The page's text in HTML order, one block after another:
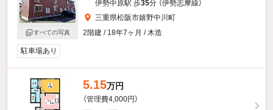
すべての写真
伊勢中原駅 歩35分 （伊勢志摩線）
三重県松阪市嬉野中川町
2階建 / 18年7ヶ月 / 木造
駐車場あり
5.15万円
（管理費4,000円）